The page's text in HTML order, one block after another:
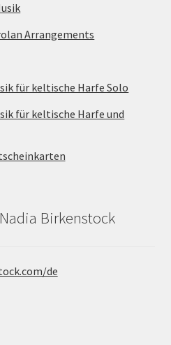
Arrangements
für keltische Harfe Solo
für keltische Harfe und
Birkenstock
de